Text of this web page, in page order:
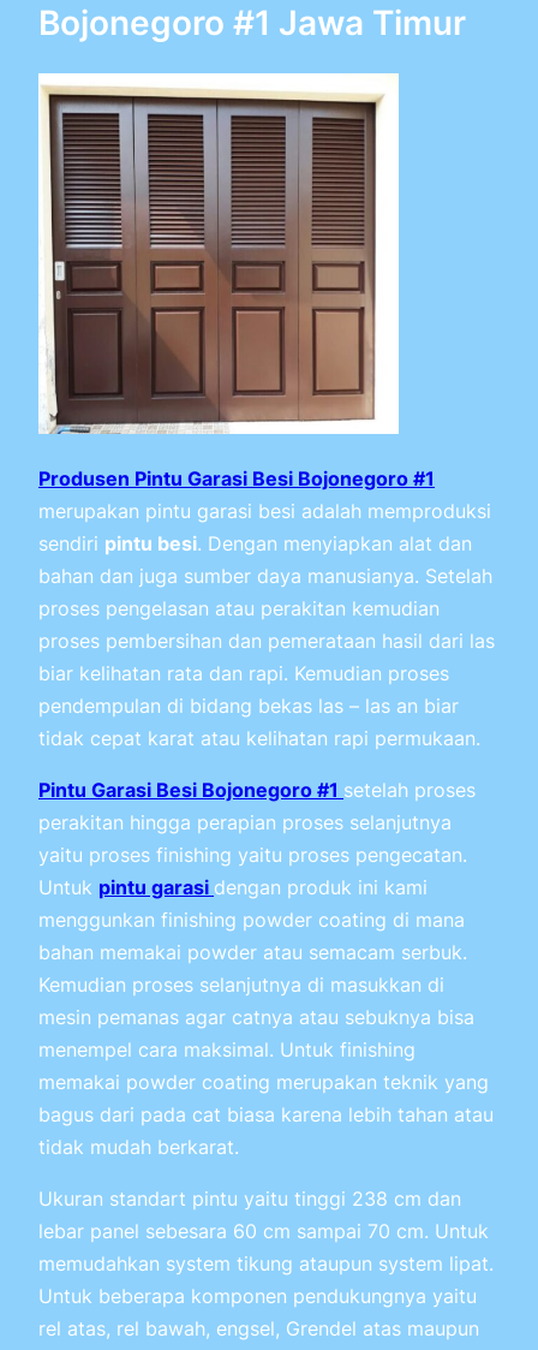
Bojonegoro #1 Jawa Timur
Produsen Pintu Garasi Besi Bojonegoro #1
merupakan pintu garasi besi adalah memproduksi
sendiri pintu besi. Dengan menyiapkan alat dan
bahan dan juga sumber daya manusianya. Setelah
proses pengelasan atau perakitan kemudian
proses pembersihan dan pemerataan hasil dari las
biar kelihatan rata dan rapi. Kemudian proses
pendempulan di bidang bekas las – las an biar
tidak cepat karat atau kelihatan rapi permukaan.
Pintu Garasi Besi Bojonegoro #1 setelah proses
perakitan hingga perapian proses selanjutnya
yaitu proses finishing yaitu proses pengecatan.
Untuk pintu garasi dengan produk ini kami
menggunkan finishing powder coating di mana
bahan memakai powder atau semacam serbuk.
Kemudian proses selanjutnya di masukkan di
mesin pemanas agar catnya atau sebuknya bisa
menempel cara maksimal. Untuk finishing
memakai powder coating merupakan teknik yang
bagus dari pada cat biasa karena lebih tahan atau
tidak mudah berkarat.
Ukuran standart pintu yaitu tinggi 238 cm dan
lebar panel sebesara 60 cm sampai 70 cm. Untuk
memudahkan system tikung ataupun system lipat.
Untuk beberapa komponen pendukungnya yaitu
rel atas, rel bawah, engsel, Grendel atas maupun